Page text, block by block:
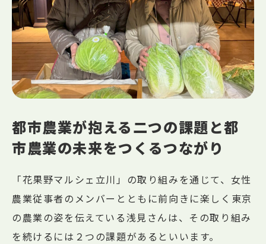
都市農業が抱える二つの課題と都
市農業の未来をつくるつながり
「花果野マルシェ立川」の取り組みを通じて、女性
農業従事者のメンバーとともに前向きに楽しく東京
の農業の姿を伝えている浅見さんは、その取り組み
を続けるには２つの課題があるといいます。